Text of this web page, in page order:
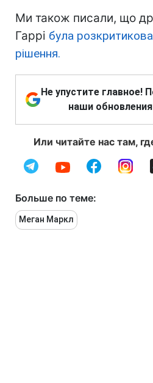
Ми також писали, що
Гаррі була
рішення.
Не упустите главное!
наши
Или читайте нас там,
Больше по теме:
Меган Маркл